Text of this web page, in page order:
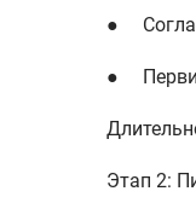
●
●
Этап 2: